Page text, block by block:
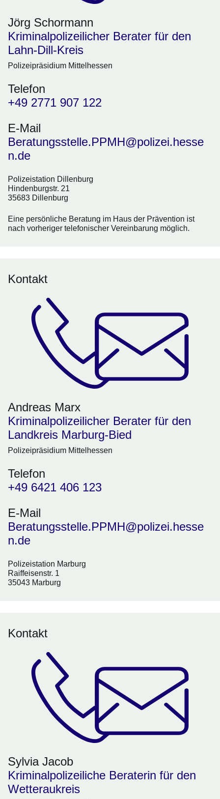
Jörg Schormann
Kriminalpolizeilicher Berater für den
Lahn-Dill-Kreis
Polizeipräsidium Mittelhessen
Telefon
+49 2771 907 122
E-Mail
Beratungsstelle.PPMH@polizei.hesse
n.de
Polizeistation Dillenburg
Hindenburgstr. 21
35683 Dillenburg
Eine persönliche Beratung im Haus der Prävention ist
nach vorheriger telefonischer Vereinbarung möglich.
Kontakt
Andreas Marx
Kriminalpolizeilicher Berater für den
Landkreis Marburg-Bied
Polizeipräsidium Mittelhessen
Telefon
+49 6421 406 123
E-Mail
Beratungsstelle.PPMH@polizei.hesse
n.de
Polizeistation Marburg
Raiffeisenstr. 1
35043 Marburg
Kontakt
Sylvia Jacob
Kriminalpolizeiliche Beraterin für den
Wetteraukreis